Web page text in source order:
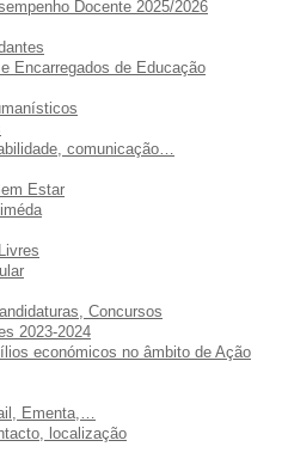
Docente 2025/2026
Encarregados de Educação
comunicação…
Estar
Concursos
2023-2024
económicos no âmbito de Ação
Ementa,…
localização